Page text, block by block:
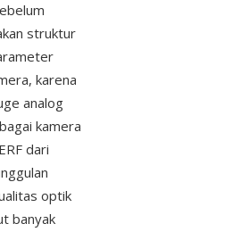
struktur
karena
analog
kamera
dari
optik
banyak